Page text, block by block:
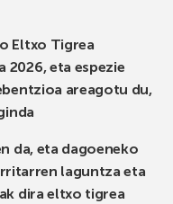
Eltxo Tigrea
2026, eta espezie
areagotu du,
da, eta dagoeneko
laguntza eta
dira eltxo tigrea